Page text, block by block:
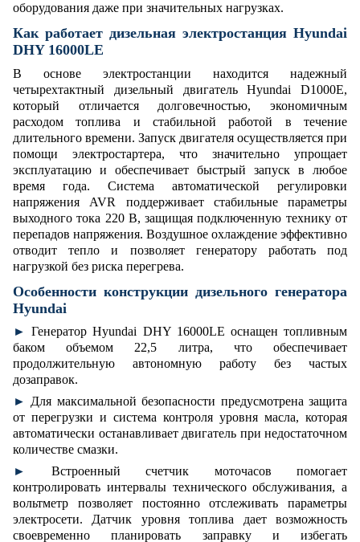
оборудования даже при значительных нагрузках.
Как работает дизельная электростанция Hyundai
DHY 16000LE
В основе электростанции находится надежный
четырехтактный дизельный двигатель Hyundai D1000E,
который отличается долговечностью, экономичным
расходом топлива и стабильной работой в течение
длительного времени. Запуск двигателя осуществляется при
помощи электростартера, что значительно упрощает
эксплуатацию и обеспечивает быстрый запуск в любое
время года. Система автоматической регулировки
напряжения AVR поддерживает стабильные параметры
выходного тока 220 В, защищая подключенную технику от
перепадов напряжения. Воздушное охлаждение эффективно
отводит тепло и позволяет генератору работать под
нагрузкой без риска перегрева.
Особенности конструкции дизельного генератора
Hyundai
►Генератор Hyundai DHY 16000LE оснащен топливным
баком объемом 22,5 литра, что обеспечивает
продолжительную автономную работу без частых
дозаправок.
► Для максимальной безопасности предусмотрена защита
от перегрузки и система контроля уровня масла, которая
автоматически останавливает двигатель при недостаточном
количестве смазки.
► Встроенный счетчик моточасов помогает
контролировать интервалы технического обслуживания, а
вольтметр позволяет постоянно отслеживать параметры
электросети. Датчик уровня топлива дает возможность
своевременно планировать заправку и избегать